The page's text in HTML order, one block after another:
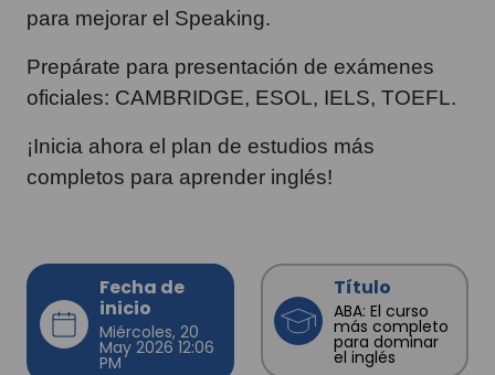
para mejorar el Speaking.
Prepárate para presentación de exámenes
oficiales: CAMBRIDGE, ESOL, IELS, TOEFL.
¡Inicia ahora el plan de estudios más
completos para aprender inglés!
Fecha de
inicio
Miércoles, 20
May 2026 12:06
PM
Título
ABA: El curso
más completo
para dominar
el inglés